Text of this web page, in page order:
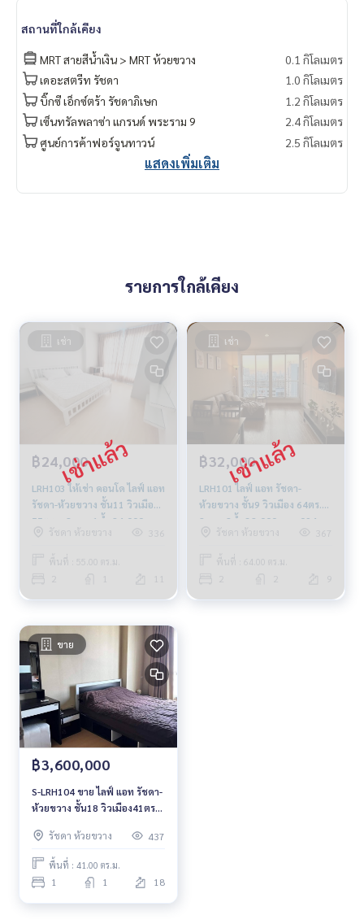
สถานที่ใกล้เคียง
MRT สายสีน้ำเงิน > MRT ห้วยขวาง
0.1 กิโลเมตร
เดอะสตรีท รัชดา
1.0 กิโลเมตร
บิ๊กซี เอ็กซ์ตร้า รัชดาภิเษก
1.2 กิโลเมตร
เซ็นทรัลพลาซ่า แกรนด์ พระราม 9
2.4 กิโลเมตร
ศูนย์การค้าฟอร์จูนทาวน์
2.5 กิโลเมตร
แสดงเพิ่มเติม
รายการใกล้เคียง
เช่า
฿24,000
LRH103 ให้เช่า คอนโด ไลฟ์ แอท
รัชดา-ห้วยขวาง ชั้น11 วิวเมือง
55ตรม. 2นอน 1น้ำ 24,000บ.
099-251-6615
รัชดา ห้วยขวาง 336
พื้นที่ : 55.00 ตร.ม.
เช่า
฿32,000
LRH101 ไลฟ์ แอท รัชดา-
ห้วยขวาง ชั้น9 วิวเมือง 64ตร.ม.
2นอน 2น้ำ 32,000 บาท 094-
315-6166รัชดา ห้วยขวาง 367
พื้นที่ : 64.00 ตร.ม.
9
ขาย
฿3,600,000
S-LRH104 ขาย ไลฟ์ แอท รัชดา-
ห้วยขวาง ชั้น18 วิวเมือง41ตรม.
8900รัชดา ห้วยขวาง 437
พื้นที่ : 41.00 ตร.ม.
1 1 18